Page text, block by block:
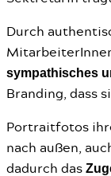
Durch
sympathisches
Branding, dass
Portraitfotos
nach außen,
dadurch das